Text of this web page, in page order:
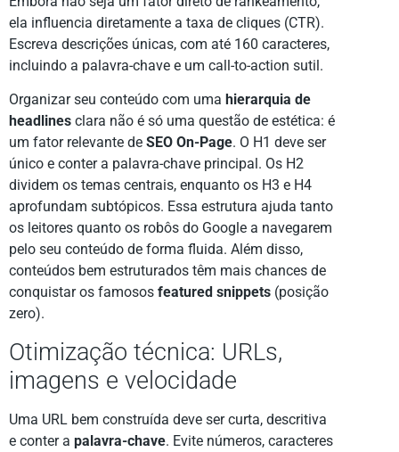
ela influencia diretamente a taxa de cliques (CTR).
Escreva descrições únicas, com até 160 caracteres,
incluindo a palavra-chave e um call-to-action sutil.
Organizar seu conteúdo com uma hierarquia de
headlines clara não é só uma questão de estética: é
um fator relevante de SEO On-Page. O H1 deve ser
único e conter a palavra-chave principal. Os H2
dividem os temas centrais, enquanto os H3 e H4
aprofundam subtópicos. Essa estrutura ajuda tanto
os leitores quanto os robôs do Google a navegarem
pelo seu conteúdo de forma fluida. Além disso,
conteúdos bem estruturados têm mais chances de
conquistar os famosos featured snippets (posição
zero).
Otimização técnica: URLs,
imagens e velocidade
Uma URL bem construída deve ser curta, descritiva
e conter a palavra-chave. Evite números, caracteres